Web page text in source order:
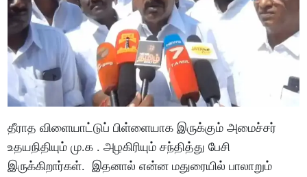
தீராத விளையாட்டுப் பிள்ளையாக இருக்கும் அமைச்சர்
உதயநிதியும் மு.க . அழகிரியும் சந்தித்து பேசி
இருக்கிறார்கள். இதனால் என்ன மதுரையில் பாலாறும்